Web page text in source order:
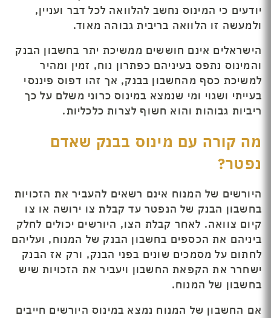
יודעים כי המינוס נחשב להלוואה לכל דבר ועניין,
ולמעשה זו הלוואה בריבית גבוהה מאוד.
הישראלים אינם חוששים ממשיכת יתר בחשבון הבנק
והמינוס נתפס בעיניהם כפתרון נוח, זמין ומהיר
למשיכת כסף מהחשבון בבנק, אך זהו דפוס פיננסי
בעייתי ושגוי ומי שנמצא במינוס כרוני משלם על כך
ריביות גבוהות והוא חשוף לצרות כלכליות.
מה קורה עם מינוס בבנק שאדם
נפטר?
היורשים של המנוח אינם רשאים להעביר את הזכויות
בחשבון הבנק של הנפטר עד קבלת צו ירושה או צו
קיום צוואה. לאחר קבלת הצו, היורשים יכולים לחלק
ביניהם את הכספים בחשבון הבנק של המנוח, ועליהם
לחתום על מסמכים שונים בפני הבנק, ורק אז הבנק
ישחרר את הקפאת החשבון ויעביר את הזכויות שיש
בחשבון של המנוח.
אם החשבון של המנוח נמצא במינוס היורשים חייבים